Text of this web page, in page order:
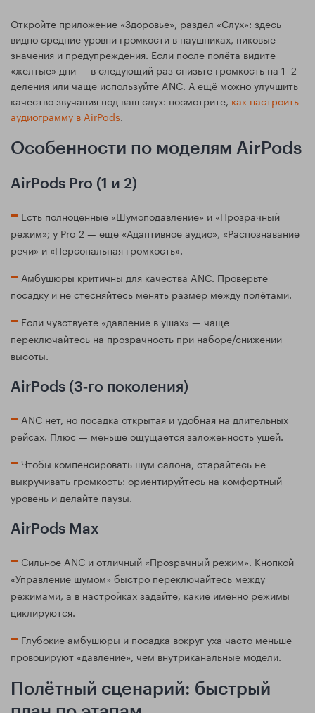
Откройте приложение «Здоровье», раздел «Слух»: здесь
видно средние уровни громкости в наушниках, пиковые
значения и предупреждения. Если после полёта видите
«жёлтые» дни — в следующий раз снизьте громкость на 1–2
деления или чаще используйте ANC. А ещё можно улучшить
качество звучания под ваш слух: посмотрите, как настроить
аудиограмму в AirPods.
Особенности по моделям AirPods
AirPods Pro (1 и 2)
Есть полноценные «Шумоподавление» и «Прозрачный
режим»; у Pro 2 — ещё «Адаптивное аудио», «Распознавание
речи» и «Персональная громкость».
Амбушюры критичны для качества ANC. Проверьте
посадку и не стесняйтесь менять размер между полётами.
Если чувствуете «давление в ушах» — чаще
переключайтесь на прозрачность при наборе/снижении
высоты.
AirPods (3‑го поколения)
ANC нет, но посадка открытая и удобная на длительных
рейсах. Плюс — меньше ощущается заложенность ушей.
Чтобы компенсировать шум салона, старайтесь не
выкручивать громкость: ориентируйтесь на комфортный
уровень и делайте паузы.
AirPods Max
Сильное ANC и отличный «Прозрачный режим». Кнопкой
«Управление шумом» быстро переключайтесь между
режимами, а в настройках задайте, какие именно режимы
циклируются.
Глубокие амбушюры и посадка вокруг уха часто меньше
провоцируют «давление», чем внутриканальные модели.
Полётный сценарий: быстрый